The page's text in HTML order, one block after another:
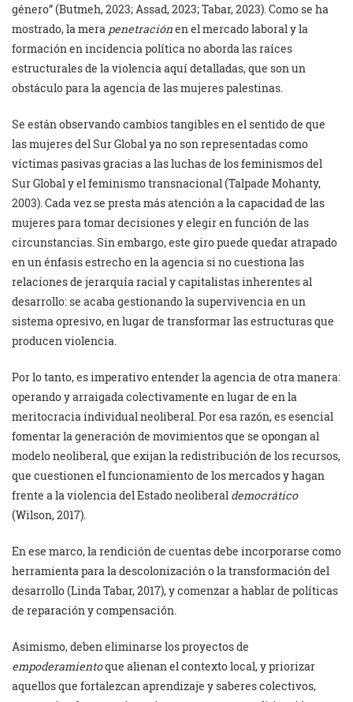
género” (Butmeh, 2023; Assad, 2023; Tabar, 2023). Como se ha
mostrado, la mera penetraciónen el mercado laboral y la
formación en incidencia política no aborda las raíces
estructurales de la violencia aquí detalladas, que son un
obstáculo para la agencia de las mujeres palestinas.
Se están observando cambios tangibles en el sentido de que
las mujeres del Sur Global ya no son representadas como
víctimas pasivas gracias a las luchas de los feminismos del
Sur Global y el feminismo transnacional (Talpade Mohanty,
2003). Cada vez se presta más atención a la capacidad de las
mujeres para tomar decisiones y elegir en función de las
circunstancias. Sin embargo, este giro puede quedar atrapado
en un énfasis estrecho en la agencia si no cuestiona las
relaciones de jerarquía racial y capitalistas inherentes al
desarrollo: se acaba gestionando la supervivencia en un
sistema opresivo, en lugar de transformar las estructuras que
producen violencia.
Por lo tanto, es imperativo entender la agencia de otra manera:
operando y arraigada colectivamente en lugar de en la
meritocracia individual neoliberal. Por esa razón, es esencial
fomentar la generación de movimientos que se opongan al
modelo neoliberal, que exijan la redistribución de los recursos,
que cuestionen el funcionamiento de los mercados y hagan
frente a la violencia del Estado neoliberal democrático
(Wilson, 2017).
En ese marco, la rendición de cuentas debe incorporarse como
herramienta para la descolonización o la transformación del
desarrollo (Linda Tabar, 2017), y comenzar a hablar de políticas
de reparación y compensación.
Asimismo, deben eliminarse los proyectos de
empoderamientoque alienan el contexto local, y priorizar
aquellos que fortalezcan aprendizaje y saberes colectivos,